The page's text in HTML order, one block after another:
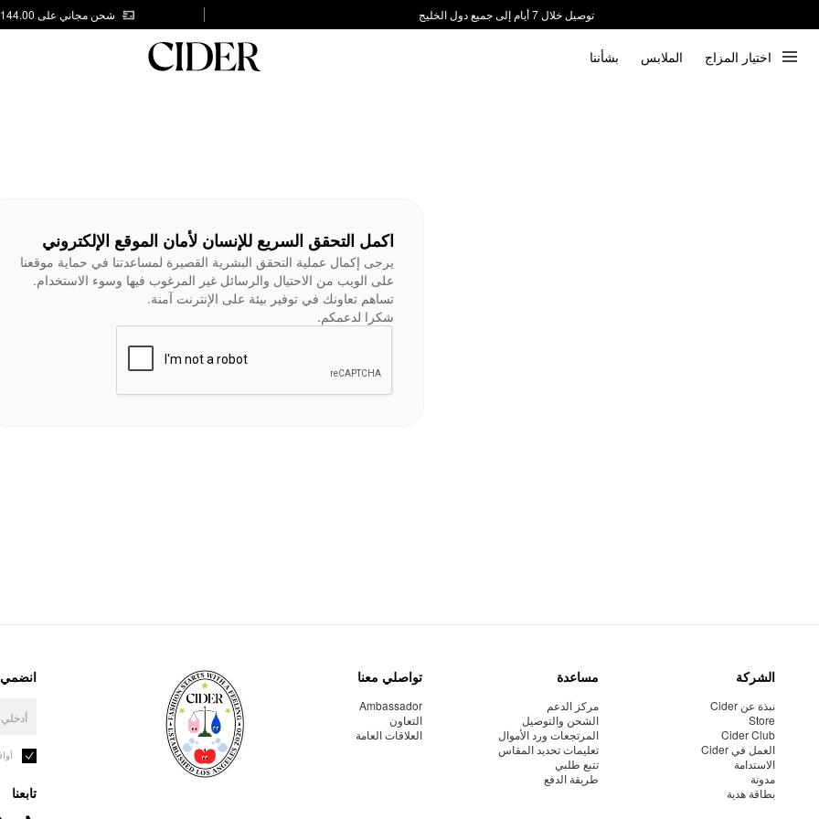
توصيل خلال 7 أيام إلى جميع دول الخليج
شحن مجاني على AED 144.00
اختيار المزاج الملابس بشأننا
اكمل التحقق السريع للإنسان لأمان الموقع الإلكتروني
يرجى إكمال عملية التحقق البشرية القصيرة لمساعدتنا في حماية موقعنا
على الويب من الاحتيال والرسائل غير المرغوب فيها وسوء الاستخدام.
تساهم تعاونك في توفير بيئة على الإنترنت آمنة.
شكرا لدعمكم.
الشركة
نبذة عن Cider
Store
Cider Club
العمل في Cider
الاستدامة
مدونة
بطاقة هدية
مساعدة
مركز الدعم
الشحن والتوصيل
المرتجعات ورد الأموال
تعليمات تحديد المقاس
تتبع طلبي
طريقة الدفع
تواصلي معنا
Ambassador
التعاون
العلاقات العامة
انضمي
تابعنا